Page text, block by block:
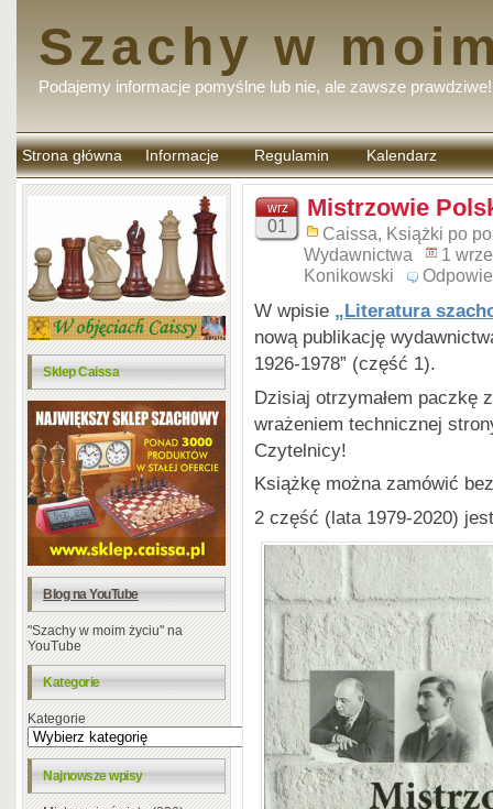
Szachy w
Podajemy informacje pomyślne lub nie, ale zawsze prawdziwe!
Strona główna Informacje Regulamin
komentarzy
Kalendarz
Sklep Caissa
Blog na YouTube
"Szachy w moim życiu" na
YouTube
Kategorie
Kategorie
Najnowsze wpisy
wrz
01
Mistrzowie
Caissa, Książki po
Wydawnictwa
1
Konikowski
W wpisie „Literatura
nową publikację
1926-1978” (część 1).
Dzisiaj otrzymałem paczkę
wrażeniem technicznej
Czytelnicy!
Książkę można zamówić
2 część (lata 1979-2020)